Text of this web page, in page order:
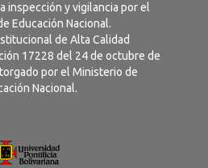
inspección y vigilancia por el
Educación Nacional.
de Alta Calidad
17228 del 24 de octubre de
por el Ministerio de
Nacional.